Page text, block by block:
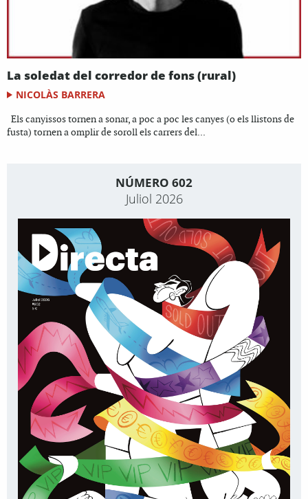
La soledat del corredor de fons (rural)
NICOLÀS BARRERA
Els canyissos tornen a sonar, a poc a poc les canyes (o els llistons de
fusta) tornen a omplir de soroll els carrers del...
NÚMERO 602
Juliol 2026